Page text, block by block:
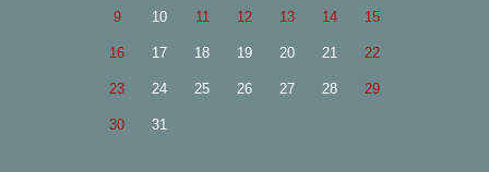
9 10 11 12 13 14 15
16 17 18 19 20 21 22
23 24 25 26 27 28 29
30 31